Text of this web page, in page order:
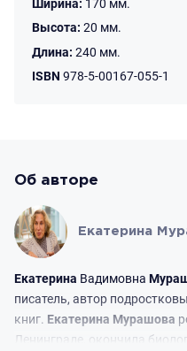
Ширина: 170 мм.
Высота: 20 мм.
Длина: 240 мм.
ISBN 978-5-00167-055-1
Об авторе
Екатерина
Екатерина Вадимовна
писатель, автор
книг. Екатерина Мурашова
Ленинграде, окончила